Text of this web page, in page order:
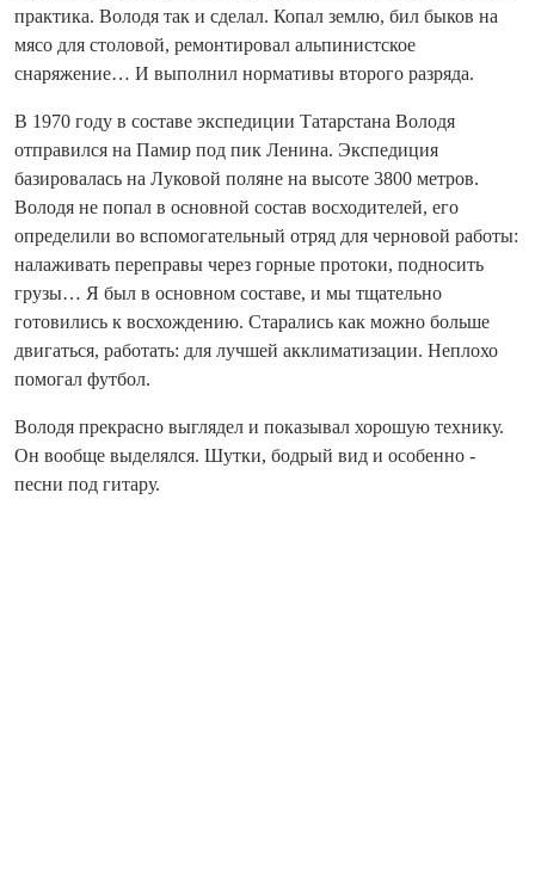
практика. Володя так и сделал. Копал землю, бил быков на
мясо для столовой, ремонтировал альпинистское
снаряжение… И выполнил нормативы второго разряда.
В 1970 году в составе экспедиции Татарстана Володя
отправился на Памир под пик Ленина. Экспедиция
базировалась на Луковой поляне на высоте 3800 метров.
Володя не попал в основной состав восходителей, его
определили во вспомогательный отряд для черновой работы:
налаживать переправы через горные протоки, подносить
грузы… Я был в основном составе, и мы тщательно
готовились к восхождению. Старались как можно больше
двигаться, работать: для лучшей акклиматизации. Неплохо
помогал футбол.
Володя прекрасно выглядел и показывал хорошую технику.
Он вообще выделялся. Шутки, бодрый вид и особенно -
песни под гитару.